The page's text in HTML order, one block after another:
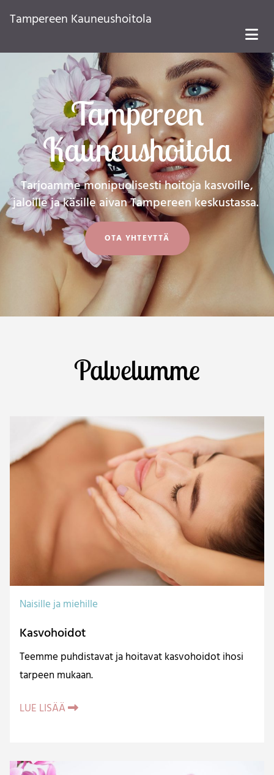
Tampereen Kauneushoitola
Tampereen
Kauneushoitola
Tarjoamme monipuolisesti hoitoja kasvoille,
jaloille ja käsille aivan Tampereen keskustassa.
OTA YHTEYTTÄ
Palvelumme
Naisille ja miehille
Kasvohoidot
Teemme puhdistavat ja hoitavat kasvohoidot ihosi
tarpeen mukaan.
LUE LISÄÄ 